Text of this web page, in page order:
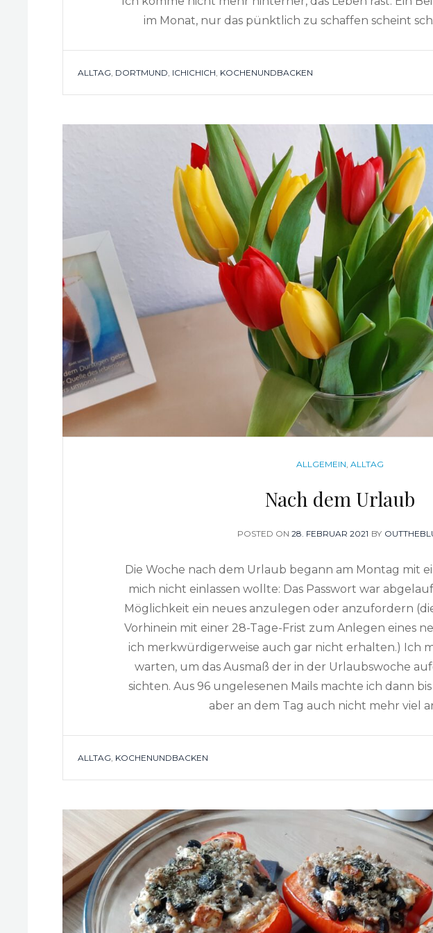
im Monat, nur das pünktlich zu schaffen scheint
TAGS
ALLTAG, DORTMUND, ICHICHICH, KOCHENUNDBACKEN
CATEGORIES
ALLGEMEIN ALLTAG
Nach dem Urlaub
POSTED ON POSTED
28. FEBRUAR 2021 BY
Die Woche nach dem Urlaub begann am Montag mit
mich nicht einlassen wollte: Das Passwort war
Möglichkeit ein neues anzulegen oder anzufordern
Vorhinein mit einer 28-Tage-Frist zum Anlegen eines
ich merkwürdigerweise auch gar nicht erhalten.) Ich
warten, um das Ausmaß der in der Urlaubswoche
sichten. Aus 96 ungelesenen Mails machte ich dann
aber an dem Tag auch nicht mehr viel
TAGS
ALLTAG KOCHENUNDBACKEN